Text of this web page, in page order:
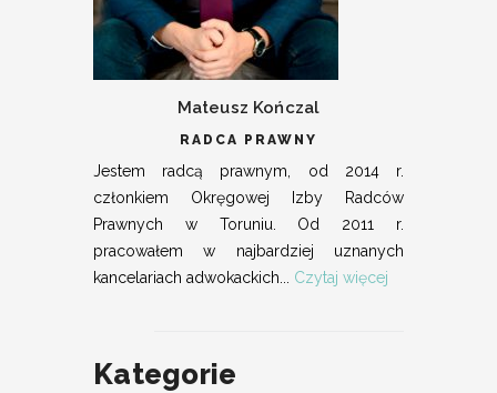
Mateusz Kończal
RADCA PRAWNY
Jestem radcą prawnym, od 2014 r.
członkiem Okręgowej Izby Radców
Prawnych w Toruniu. Od 2011 r.
pracowałem w najbardziej uznanych
kancelariach adwokackich... Czytaj więcej
Kategorie